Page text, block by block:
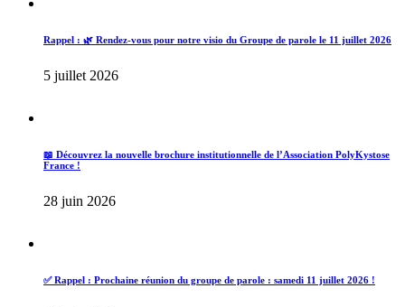
Rappel : 🌿 Rendez-vous pour notre visio du Groupe de parole le 11 juillet 2026
5 juillet 2026
📖 Découvrez la nouvelle brochure institutionnelle de l’Association PolyKystose
France !
28 juin 2026
✅ Rappel : Prochaine réunion du groupe de parole : samedi 11 juillet 2026 !